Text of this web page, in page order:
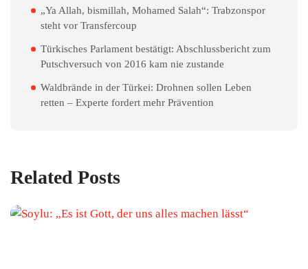
„Ya Allah, bismillah, Mohamed Salah“: Trabzonspor
steht vor Transfercoup
Türkisches Parlament bestätigt: Abschlussbericht zum
Putschversuch von 2016 kam nie zustande
Waldbrände in der Türkei: Drohnen sollen Leben
retten – Experte fordert mehr Prävention
Related Posts